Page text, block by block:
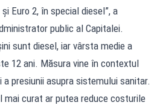
Euro 2, în special diesel”, a
public al Capitalei.
sunt diesel, iar vârsta medie a
12 ani. Măsura vine în contextul
presiunii asupra sistemului sanitar.
mai curat ar putea reduce costurile